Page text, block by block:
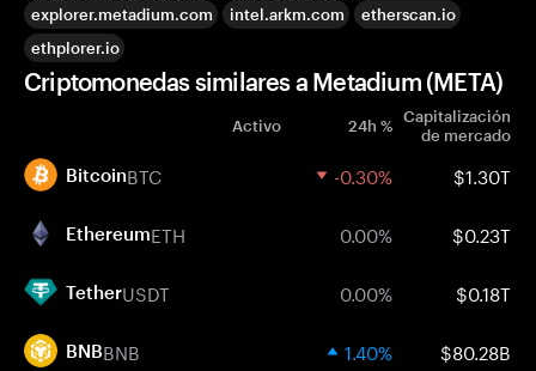
explorer.metadium.com intel.arkm.com
etherscan.io
ethplorer.io
Criptomonedas similares a Metadium (META)
Activo 24h % Capitalización
de mercado
BitcoinBTC -0.30% $1.30T
EthereumETH 0.00% $0.23T
TetherUSDT 0.00% $0.18T
BNBBNB 1.40% $80.28B